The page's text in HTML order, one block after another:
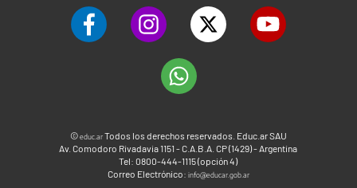
©educ.arTodos los derechos reservados. Educ.ar SAU
Av. Comodoro Rivadavia 1151 - C.A.B.A. CP (1429) - Argentina
Tel: 0800-444-1115 (opción 4)
Correo Electrónico: info@educar.gob.ar